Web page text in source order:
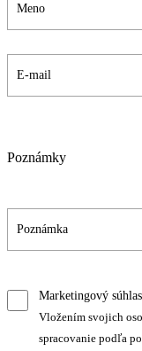
Poznámky
Marketingový súhlas
Vložením svojich
spracovanie podľa